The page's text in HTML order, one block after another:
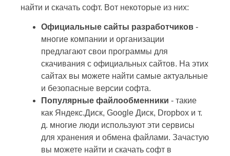
найти и скачать софт. Вот некоторые из них:
Официальные сайты разработчиков -
многие компании и организации
предлагают свои программы для
скачивания с официальных сайтов. На этих
сайтах вы можете найти самые актуальные
и безопасные версии софта.
Популярные файлообменники - такие
как Яндекс.Диск, Google Диск, Dropbox и т.
д. многие люди используют эти сервисы
для хранения и обмена файлами. Зачастую
вы можете найти и скачать софт в